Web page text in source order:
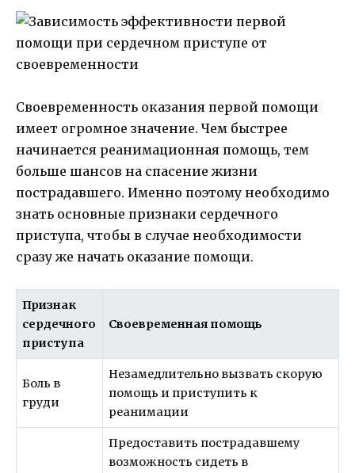
Своевременность оказания первой помощи
имеет огромное значение. Чем быстрее
начинается реанимационная помощь, тем
больше шансов на спасение жизни
пострадавшего. Именно поэтому необходимо
знать основные признаки сердечного
приступа, чтобы в случае необходимости
сразу же начать оказание помощи.
Признак
сердечного
приступа
Своевременная помощь
Боль в
груди
Незамедлительно вызвать скорую
помощь и приступить к
реанимации
Предоставить пострадавшему
возможность сидеть в